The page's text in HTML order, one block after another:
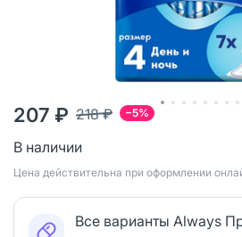
−5%
218 ₽
207 ₽
В наличии
Цена действительна при оформлении
Все варианты Always